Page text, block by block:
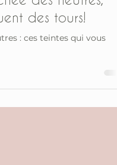
des neutres,
des tours!